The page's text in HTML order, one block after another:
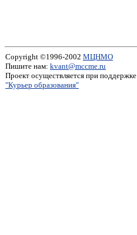
Copyright ©1996-2002 МЦНМО
Пишите нам: kvant@mccme.ru
Проект осуществляется при поддержке
"Курьер образования"